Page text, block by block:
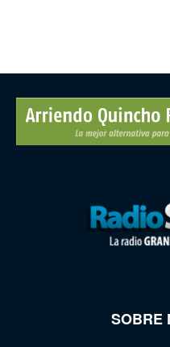
SOBRE